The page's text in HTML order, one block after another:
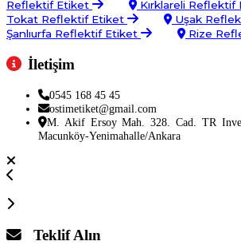
Reflektif Etiket
Kırklareli Reflektif
Tokat Reflektif Etiket
Uşak
Şanlıurfa Reflektif Etiket
Rize
İletişim
0545 168 45 45
ostimetiket@gmail.com
M. Akif Ersoy Mah. 328. Cad. TR
Macunköy-Yenimahalle/Ankara
Teklif Alın